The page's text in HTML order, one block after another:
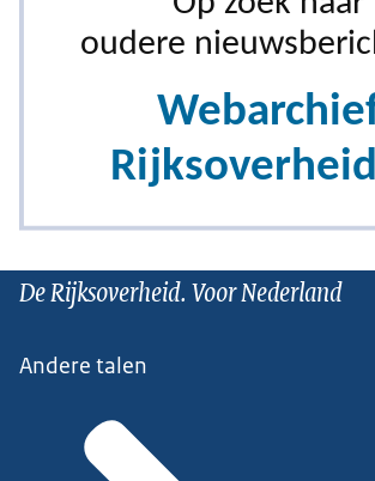
De Rijksoverheid. Voor Nederland
Andere talen